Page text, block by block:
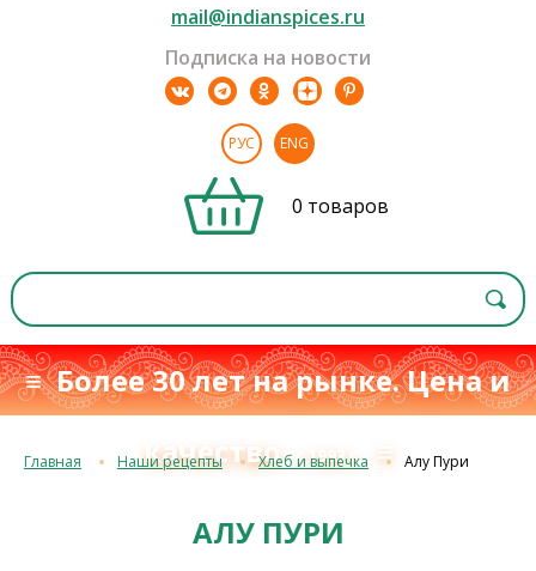
mail@indianspices.ru
Подписка на новости
РУС ENG
0 товаров
≡ Более 30 лет на рынке. Цена и
качество с 1993 г.≡
Главная Наши рецепты Хлеб и выпечка Алу Пури
АЛУ ПУРИ